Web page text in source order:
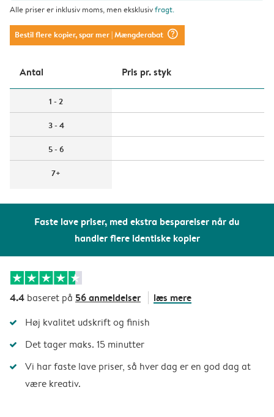
Faste lave priser, med ekstra besparelser når du
handler flere identiske kopier
Alle priser er inklusiv moms, men eksklusivfragt.
Bestil flere kopier, spar mer| Mængderabat question_mark_circle
Antal Pris pr. styk
1 - 2
3 - 4
5 - 6
7+
4.4 baseret på 56 anmeldelser læs mere
Høj kvalitet udskrift og finish
Det tager maks. 15 minutter
Vi har faste lave priser, så hver dag er en god dag at
være kreativ.